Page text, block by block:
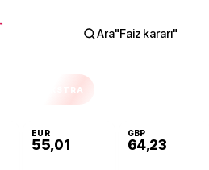
Ara"Faiz kararı"
EKSTRA
EUR
55,01
GBP
64,23